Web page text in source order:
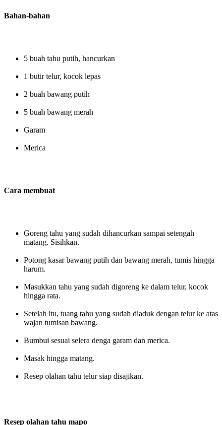
Bahan-bahan
5 buah tahu putih, hancurkan
1 butir telur, kocok lepas
2 buah bawang putih
5 buah bawang merah
Garam
Merica
Cara membuat
Goreng tahu yang sudah dihancurkan sampai setengah
matang. Sisihkan.
Potong kasar bawang putih dan bawang merah, tumis hingga
harum.
Masukkan tahu yang sudah digoreng ke dalam telur, kocok
hingga rata.
Setelah itu, tuang tahu yang sudah diaduk dengan telur ke atas
wajan tumisan bawang.
Bumbui sesuai selera denga garam dan merica.
Masak hingga matang.
Resep olahan tahu telur siap disajikan.
Resep olahan tahu mapo